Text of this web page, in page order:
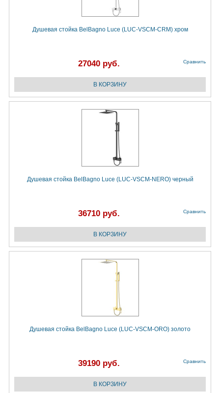
Душевая стойка BelBagno Luce (LUC-VSCM-CRM) хром
27040 руб. Сравнить
Душевая стойка BelBagno Luce (LUC-VSCM-NERO) черный
36710 руб. Сравнить
Душевая стойка BelBagno Luce (LUC-VSCM-ORO) золото
39190 руб. Сравнить